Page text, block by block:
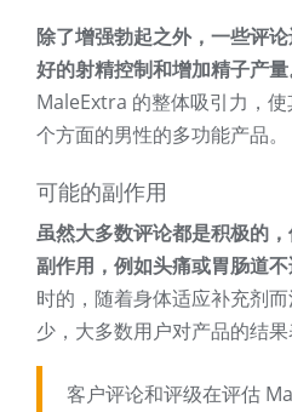
除了增强勃起之外，一些评
好的射精控制和增加精子产量
MaleExtra 的整体吸引力，
个方面的男性的多功能产品。
可能的副作用
虽然大多数评论都是积极的
副作用，例如头痛或胃肠道不
时的，随着身体适应补充剂
少，大多数用户对产品的结果
客户评论和评级在评估